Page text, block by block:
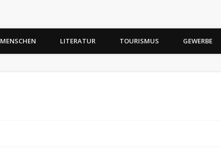
MENSCHEN LITERATUR TOURISMUS GEWERBE